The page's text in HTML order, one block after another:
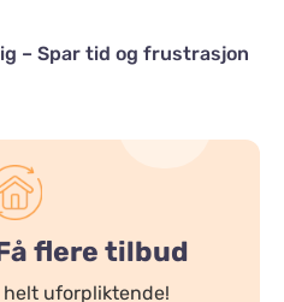
– Spar tid og frustrasjon
flere tilbud
helt uforpliktende!